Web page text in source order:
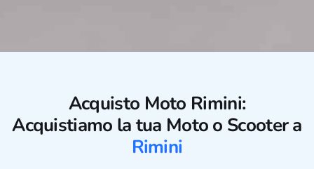
Acquisto Moto Rimini:
Acquistiamo la tua Moto o Scooter a
Rimini